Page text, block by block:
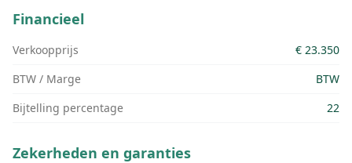
Financieel
Verkoopprijs
€ 23.350
BTW / Marge
BTW
Bijtelling percentage
22
Zekerheden en garanties